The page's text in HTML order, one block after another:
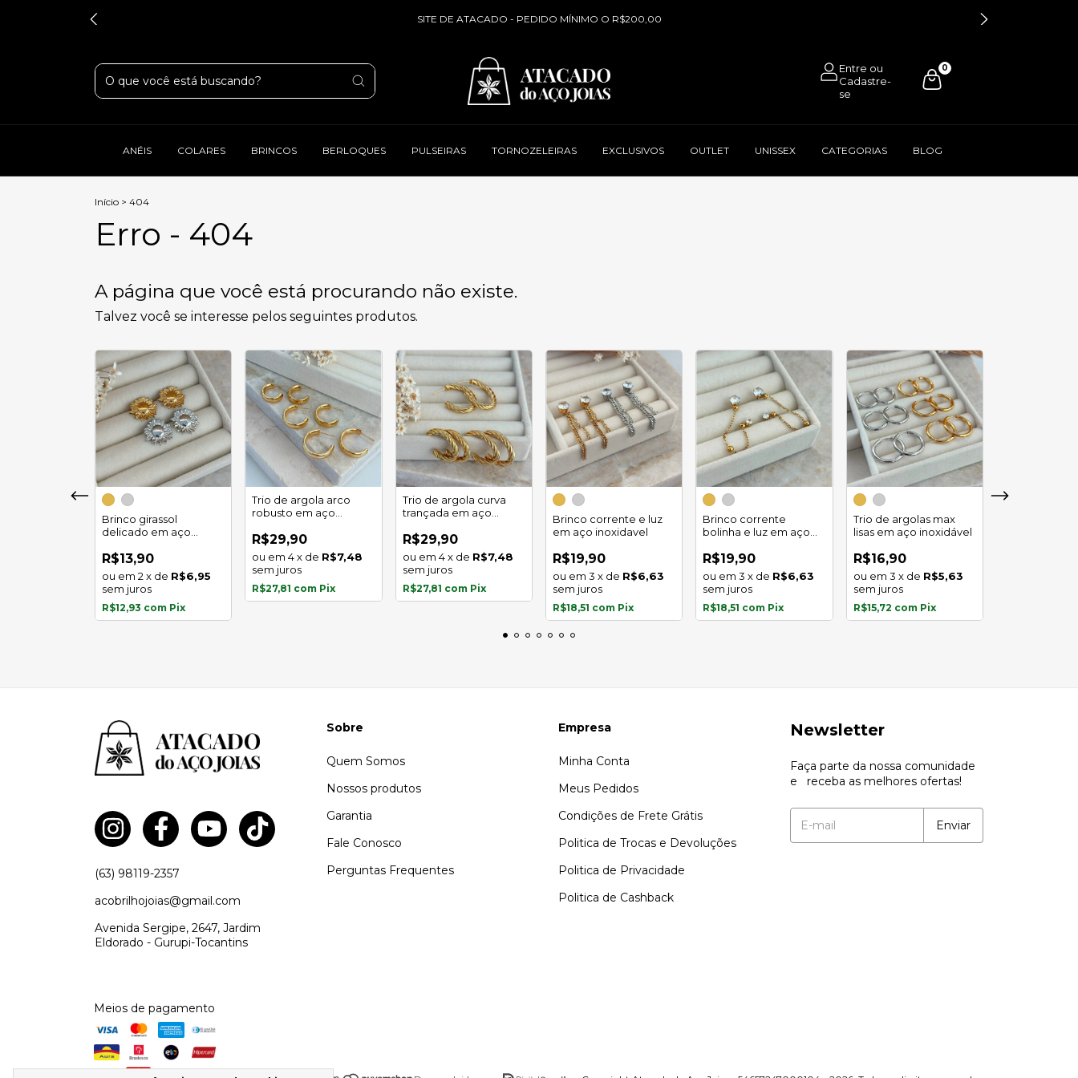
SITE DE ATACADO - PEDIDO MÍNIMO O R$200,00
0
ANÉIS COLARES BRINCOS BERLOQUES PULSEIRAS TORNOZELEIRAS EXCLUSIVOS OUTLET UNISSEX CATEGORIAS BLOG
Início > 404
Erro - 404
A página que você está procurando não existe.
Talvez você se interesse pelos seguintes produtos.
Brinco girassol
delicado em aço
R$13,90
2 x de R$6,95
sem juros
R$12,93 com Pix
Trio de argola arco
robusto em aço
R$29,90
4 x de R$7,48
sem juros
R$27,81 com Pix
Trio de argola curva
trançada em aço
R$29,90
4 x de R$7,48
sem juros
R$27,81 com Pix
Brinco corrente e luz
em aço inoxidavel
R$19,90
3 x de R$6,63
sem juros
R$18,51 com Pix
Brinco corrente
bolinha e luz em aço
R$19,90
3 x de R$6,63
sem juros
R$18,51 com Pix
Trio de argolas max
lisas em aço inoxidável
R$16,90
3 x de R$5,63
sem juros
R$15,72 com Pix
Trio de argola
(63) 98119-2357
acobrilhojoias@gmail.com
Avenida Sergipe, 2647, Jardim
Eldorado - Gurupi-Tocantins
Sobre
Quem Somos
Nossos produtos
Garantia
Fale Conosco
Perguntas Frequentes
Empresa
Minha Conta
Meus Pedidos
Condições de Frete Grátis
Politica de Trocas e Devoluções
Politica de Privacidade
Politica de Cashback
Newsletter
Faça parte da nossa comunidade
e receba as melhores ofertas!
Meios de pagamento